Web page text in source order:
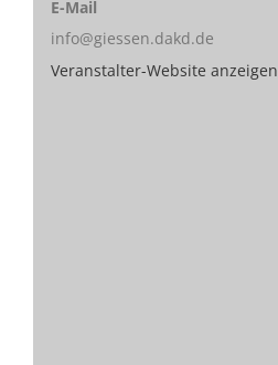
E-Mail
info@giessen.dakd.de
Veranstalter-Website anzeigen